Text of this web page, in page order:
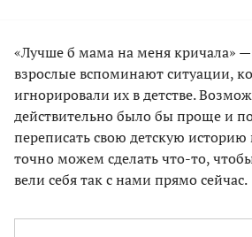
«Лучше б мама на меня кричала»
взрослые вспоминают ситуации,
игнорировали их в детстве.
действительно было бы проще и
переписать свою детскую
точно можем сделать что-то,
вели себя так с нами прямо сейчас.